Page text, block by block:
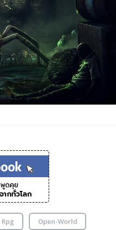
Rpg Open-World